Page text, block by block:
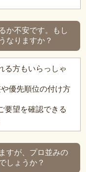
か不安です。もし
なりますか？
る方もいらっしゃ
優先順位の付け方
要望を確認できる
すが、プロ並みの
しょうか？